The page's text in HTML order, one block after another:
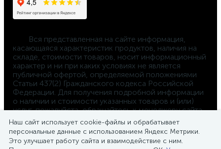
касающаяся характеристик продуктов, наличия на
складе, стоимости товаров, носит информационный
характер и ни при каких условиях не является
публичной офертой, определяемой положениями
Статьи 437(2) Гражданского кодекса Российской
Федерации. Для получения подробной информации
о наличии и стоимости указанных товаров и (или)
услуг, пожалуйста, обращайтесь к менеджеру сайта
по телефону
8-800-550-4-660
Наш сайт использует cookie-файлы и обрабатывает
персональные данные с использованием Яндекс Метрики.
Это улучшает работу сайта и взаимодействие с ним.